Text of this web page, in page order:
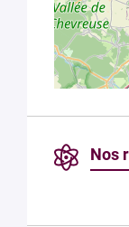
Nos